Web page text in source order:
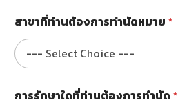
อ
ง
คำ
นำ
ห
า
สาขาที่ท่านต้องการทำนัดหมาย *
การรักษาใดที่ท่านต้องการทำนัด *